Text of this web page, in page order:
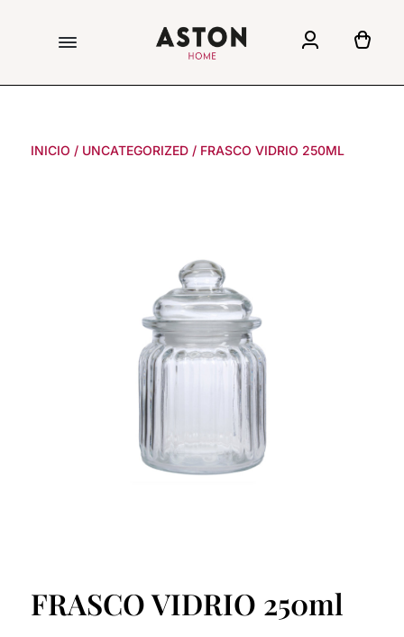
INICIO / UNCATEGORIZED/ FRASCO VIDRIO 250ML
FRASCO VIDRIO 250ml